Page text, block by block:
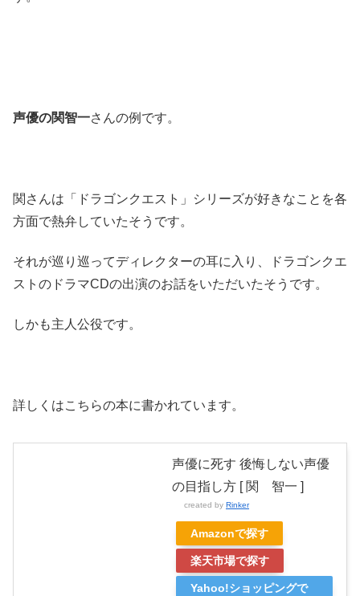
声優の関智一さんの例です。
関さんは「ドラゴンクエスト」シリーズが好きなことを各
方面で熱弁していたそうです。
それが巡り巡ってディレクターの耳に入り、ドラゴンクエ
ストのドラマCDの出演のお話をいただいたそうです。
しかも主人公役です。
詳しくはこちらの本に書かれています。
声優に死す 後悔しない声優
の目指し方 [ 関 智一 ]
created by Rinker
Amazonで探す
楽天市場で探す
Yahoo!ショッピングで